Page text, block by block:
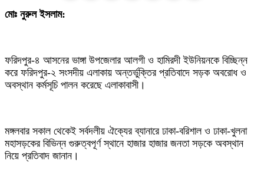
মোঃ নুরুল ইসলাম:
ফরিদপুর-৪ আসনের ভাঙ্গা উপজেলার আলগী ও হামিরদী ইউনিয়নকে বিচ্ছিন্ন
করে ফরিদপুর-২ সংসদীয় এলাকায় অন্তর্ভুক্তির প্রতিবাদে সড়ক অবরোধ ও
অবস্থান কর্মসূচি পালন করেছে এলাকাবাসী।
মঙ্গলবার সকাল থেকেই সর্বদলীয় ঐক্যের ব্যানারে ঢাকা-বরিশাল ও ঢাকা-খুলনা
মহাসড়কের বিভিন্ন গুরুত্বপূর্ণ স্থানে হাজার হাজার জনতা সড়কে অবস্থান
নিয়ে প্রতিবাদ জানান।